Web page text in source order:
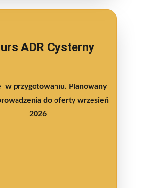
ADR Cysterny
w przygotowaniu. Planowany
do oferty wrzesień
2026